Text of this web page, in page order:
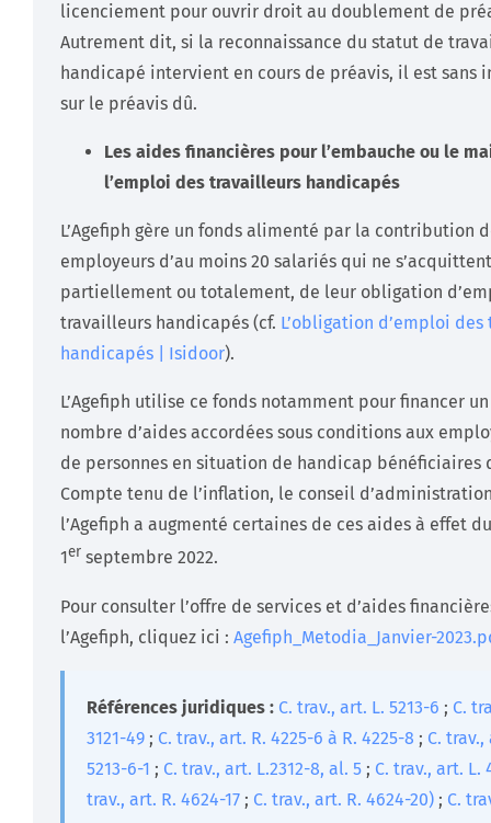
licenciement pour ouvrir droit au doublement de
Autrement dit, si la reconnaissance du statut de
handicapé intervient en cours de préavis, il est sans
sur le préavis dû.
Les aides financières pour l’embauche ou le
l’emploi des travailleurs handicapés
L’Agefiph gère un fonds alimenté par la contribution
employeurs d’au moins 20 salariés qui ne
partiellement ou totalement, de leur obligation
travailleurs handicapés (cf. L’obligation d’emploi
handicapés | Isidoor).
L’Agefiph utilise ce fonds notamment pour financer
nombre d’aides accordées sous conditions aux
de personnes en situation de handicap bénéficiaires
Compte tenu de l’inflation, le conseil
l’Agefiph a augmenté certaines de ces aides à effet du
1er septembre 2022.
Pour consulter l’offre de services et d’aides
l’Agefiph, cliquez ici : Agefiph_Metodia_Janvier-
Références juridiques : C. trav., art. L. 5213-6 ; C.
3121-49 ; C. trav., art. R. 4225-6 à R. 4225-8 ; C. trav.,
5213-6-1 ; C. trav., art. L.2312-8, al. 5 ; C. trav., art. L.
trav., art. R. 4624-17 ; C. trav., art. R. 4624-20) ; C.